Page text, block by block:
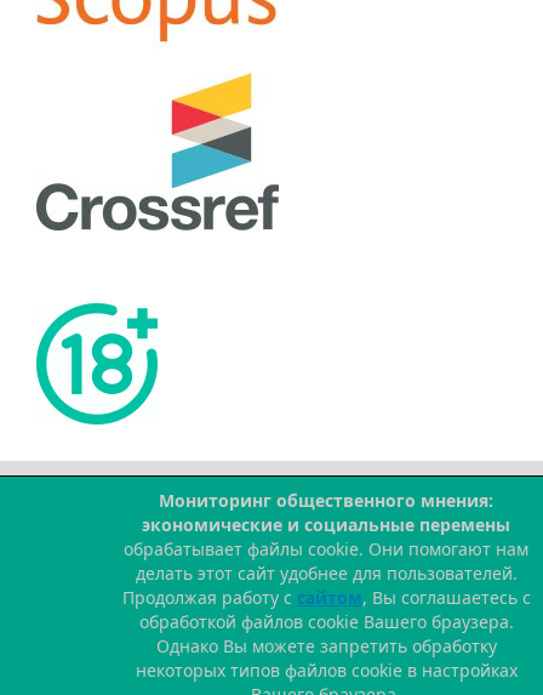
Мониторинг общественного мнения:
экономические и социальные перемены
обрабатывает файлы cookie. Они помогают нам
делать этот сайт удобнее для пользователей.
Продолжая работу с сайтом, Вы соглашаетесь с
обработкой файлов cookie Вашего браузера.
Однако Вы можете запретить обработку
некоторых типов файлов cookie в настройках